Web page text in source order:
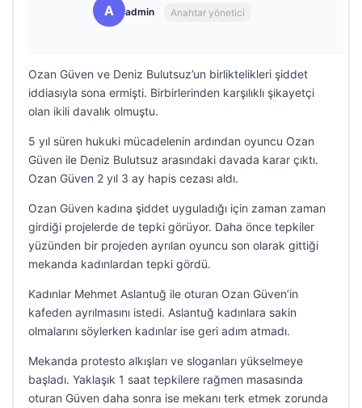
A admin Anahtar yönetici
Ozan Güven ve Deniz Bulutsuz’un birliktelikleri şiddet
iddiasıyla sona ermişti. Birbirlerinden karşılıklı şikayetçi
olan ikili davalık olmuştu.
5 yıl süren hukuki mücadelenin ardından oyuncu Ozan
Güven ile Deniz Bulutsuz arasındaki davada karar çıktı.
Ozan Güven 2 yıl 3 ay hapis cezası aldı.
Ozan Güven kadına şiddet uyguladığı için zaman zaman
girdiği projelerde de tepki görüyor. Daha önce tepkiler
yüzünden bir projeden ayrılan oyuncu son olarak gittiği
mekanda kadınlardan tepki gördü.
Kadınlar Mehmet Aslantuğ ile oturan Ozan Güven’in
kafeden ayrılmasını istedi. Aslantuğ kadınlara sakin
olmalarını söylerken kadınlar ise geri adım atmadı.
Mekanda protesto alkışları ve sloganları yükselmeye
başladı. Yaklaşık 1 saat tepkilere rağmen masasında
oturan Güven daha sonra ise mekanı terk etmek zorunda